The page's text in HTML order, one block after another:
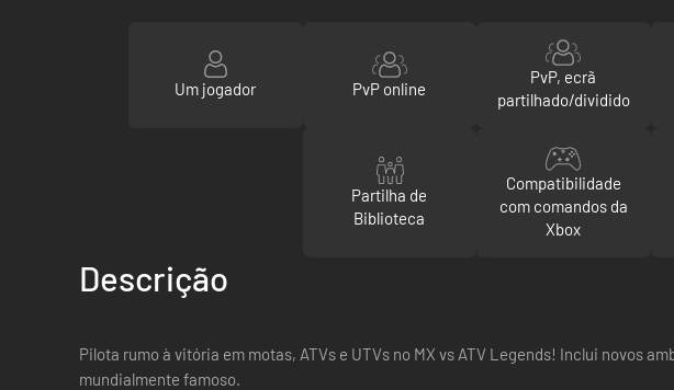
Um jogador PvP online
PvP, ecrã
partilhado/dividido
Partilha de
Biblioteca
Compatibilidade
com comandos da
Xbox
Descrição
Pilota rumo à vitória em motas, ATVs e UTVs no MX vs ATV Legends! Inclui novos
mundialmente famoso.